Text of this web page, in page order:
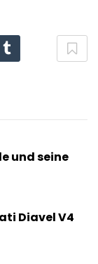
und seine
Diavel V4